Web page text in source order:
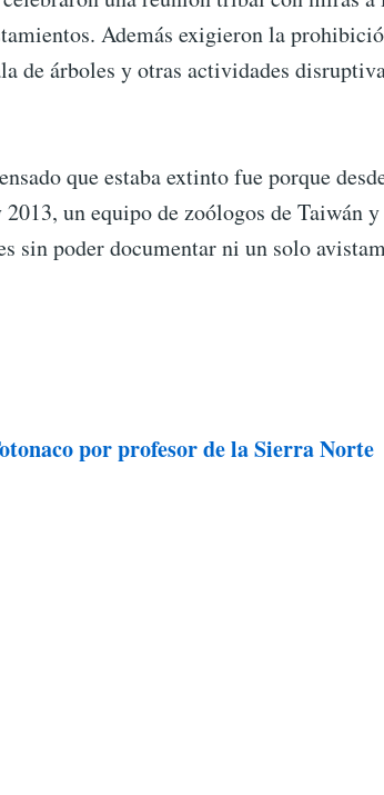
Además exigieron la
de árboles y otras actividades
que estaba extinto fue porque
un equipo de zoólogos de Taiwán
sin poder documentar ni un solo
por profesor de la Sierra Norte